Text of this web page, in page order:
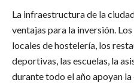
La infraestructura de la
ventajas para la inversión.
locales de hostelería, los
deportivas, las escuelas, la
durante todo el año apoyan